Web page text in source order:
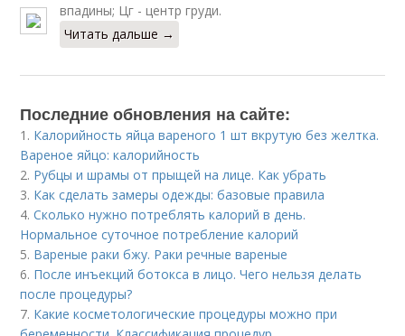
впадины; Цг - центр груди.
Читать дальше →
Последние обновления на сайте:
1. Калорийность яйца вареного 1 шт вкрутую без желтка.
Вареное яйцо: калорийность
2. Рубцы и шрамы от прыщей на лице. Как убрать
3. Как сделать замеры одежды: базовые правила
4.Сколько нужно потреблять калорий в день.
Нормальное суточное потребление калорий
5. Вареные раки бжу. Раки речные вареные
6. После инъекций бoтoкса в лицо. Чего нельзя делать
после процедуры?
7. Какие косметологические процедуры можно при